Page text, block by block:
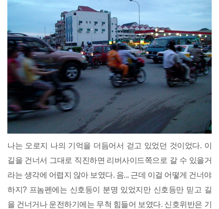
나는 오로지 나의 기억을 더듬어서 걷고 있었던 것이었다. 이
길을 건너서 그대로 직진하면 리버사이드쪽으로 갈 수 있을거
라는 생각에 어렵지 않아 보였다. 음... 근데 이걸 어떻게 건너야
하지? 프놈펜에는 신호등이 분명 있었지만 신호등만 믿고 길
을 건너거나 운전하기에는 무척 힘들어 보였다. 신호위반은 기